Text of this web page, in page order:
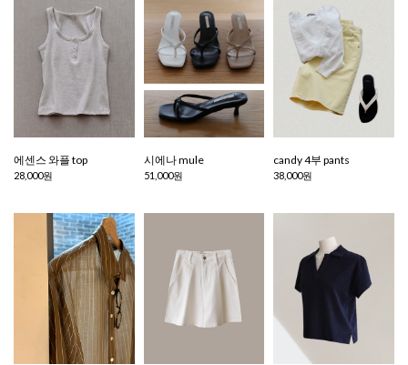
에센스 와플 top
28,000원
시에나 mule
51,000원
candy 4부 pants
38,000원